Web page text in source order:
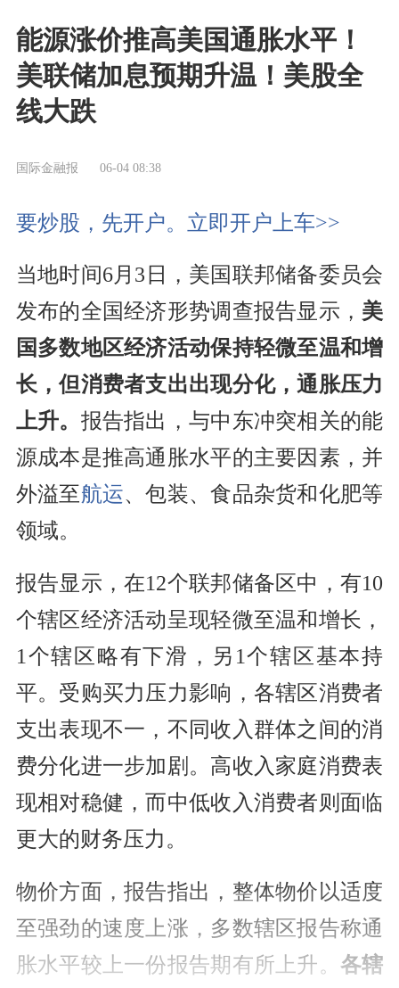
能源涨价推高美国通胀水平！
美联储加息预期升温！美股全
线大跌
国际金融报 06-04 08:38
要炒股，先开户。立即开户上车>>
当地时间6月3日，美国联邦储备委员会
发布的全国经济形势调查报告显示， 美
国多数地区经济活动保持轻微至温和增
长，但消费者支出出现分化，通胀压力
上升。 报告指出，与中东冲突相关的能
源成本是推高通胀水平的主要因素，并
外溢至航运、包装、食品杂货和化肥等
领域。
报告显示，在12个联邦储备区中，有10
个辖区经济活动呈现轻微至温和增长，
1个辖区略有下滑，另1个辖区基本持
平。受购买力压力影响，各辖区消费者
支出表现不一，不同收入群体之间的消
费分化进一步加剧。高收入家庭消费表
现相对稳健，而中低收入消费者则面临
更大的财务压力。
物价方面，报告指出，整体物价以适度
至强劲的速度上涨，多数辖区报告称通
胀水平较上一份报告期有所上升。 各辖